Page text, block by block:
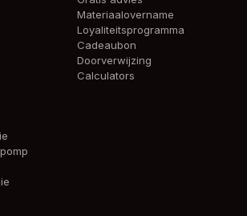
Materiaalovername
Loyaliteitsprogramma
Cadeaubon
Doorverwijzing
Calculators